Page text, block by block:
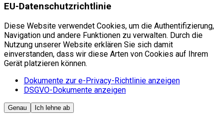
EU-Datenschutzrichtlinie
Diese Website verwendet Cookies, um die Authentifizierung,
Navigation und andere Funktionen zu verwalten. Durch die
Nutzung unserer Website erklären Sie sich damit
einverstanden, dass wir diese Arten von Cookies auf Ihrem
Gerät platzieren können.
Dokumente zur e-Privacy-Richtlinie anzeigen
DSGVO-Dokumente anzeigen
Genau Ich lehne ab